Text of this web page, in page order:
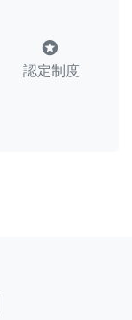
stars
認定制度